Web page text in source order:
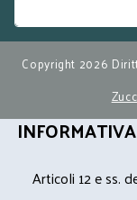
Copyright 2026
Articoli 12 e ss.